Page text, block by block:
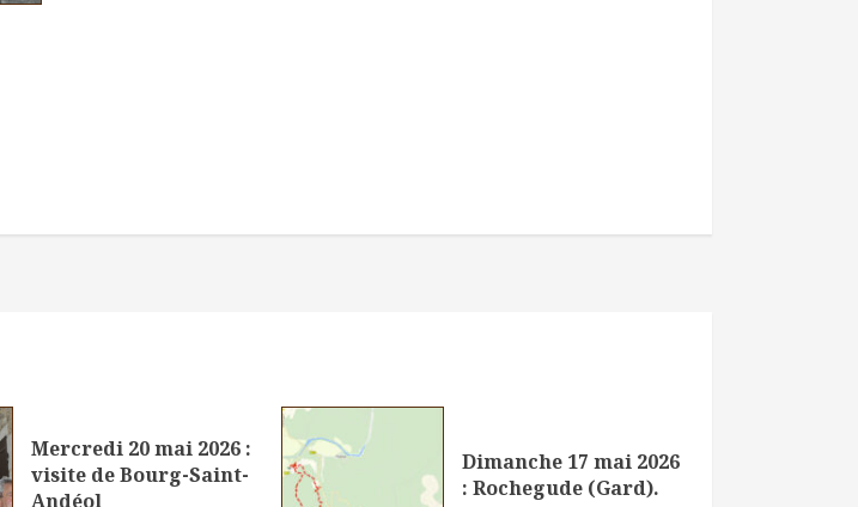
Mercredi 20 mai 2026 :
visite de Bourg-Saint-
Andéol
Dimanche 17 mai 2026
: Rochegude (Gard).